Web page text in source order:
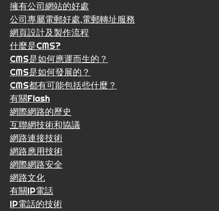
擁有公司網站的好處
公司專屬電郵好處,電郵轉址服務
網頁設計及製作流程
什麼是CMS?
CMS是如何應運而生的？
CMS是如何發展的？
CMS都有可能包括些什麼？
有關Flash
網際網路的歷史
互聯網技術和協議
網路連接技術
網路應用技術
網際網路安全
網路文化
有關IP電話
IP電話的技術